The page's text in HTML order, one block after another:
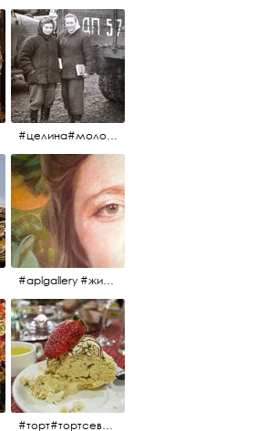
#целина#молодёжьнацелине#комсомолки#50тыегода #50тые#СССР
#aplgallery #живопись #портрет
#торт#тортсевер#север#severspb#северметрополь#безе#безесклубникой#тортвоздушный#тортсбезе#cake#meringuecake#meringuecakewithstrawberries @sever_metropol